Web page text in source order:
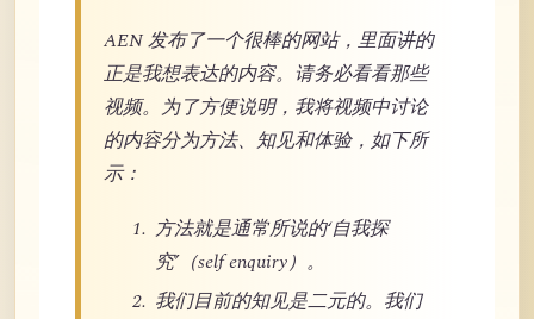
AEN 发布了一个很棒的网站，里面讲的
正是我想表达的内容。请务必看看那些
视频。为了方便说明，我将视频中讨论
的内容分为方法、知见和体验，如下所
示：
方法就是通常所说的‘自我探
究’（self enquiry）。
我们目前的知见是二元的。我们